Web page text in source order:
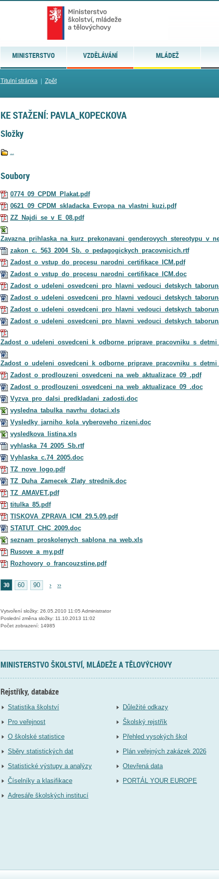
MINISTERSTVO VZDĚLÁVÁNÍ MLÁDEŽ
Titulní stránka| Zpět
KE STAŽENÍ: PAVLA_KOPECKOVA
Složky
..
Soubory
0774_09_CPDM_Plakat.pdf
0621_09_CPDM_skladacka_Evropa_na_vlastni_kuzi.pdf
ZZ_Najdi_se_v_E_08.pdf
zakon_c._563_2004_Sb._o_pedagogickych_pracovnicich.rtf
Zadost_o_vstup_do_procesu_narodni_certifikace_ICM.pdf
Zadost_o_vstup_do_procesu_narodni_certifikace_ICM.doc
Zadost_o_prodlouzeni_osvedceni_na_web_aktualizace_09_.pdf
Zadost_o_prodlouzeni_osvedceni_na_web_aktualizace_09_.doc
Vyzva_pro_dalsi_predkladani_zadosti.doc
vysledna_tabulka_navrhu_dotaci.xls
Vysledky_jarniho_kola_vyberoveho_rizeni.doc
vysledkova_listina.xls
vyhlaska_74_2005_Sb.rtf
Vyhlaska_c.74_2005.doc
TZ_nove_logo.pdf
TZ_Duha_Zamecek_Zlaty_strednik.doc
TZ_AMAVET.pdf
titulka_85.pdf
TISKOVA_ZPRAVA_ICM_29.5.09.pdf
STATUT_CHC_2009.doc
seznam_proskolenych_sablona_na_web.xls
Rusove_a_my.pdf
Rozhovory_o_francouzstine.pdf
30 60 90 › ››
Vytvoření složky: 26.05.2010 11:05 Administrator
Poslední změna složky: 11.10.2013 11:02
Počet zobrazení: 14985
MINISTERSTVO ŠKOLSTVÍ, MLÁDEŽE A TĚLOVÝCHOVY
Rejstříky, databáze
Statistika školství
Pro veřejnost
O školské statistice
Sběry statistických dat
Statistické výstupy a analýzy
Číselníky a klasifikace
Adresáře školských institucí
Důležité odkazy
Školský rejstřík
Přehled vysokých škol
Plán veřejných zakázek 2026
Otevřená data
PORTÁL YOUR EUROPE